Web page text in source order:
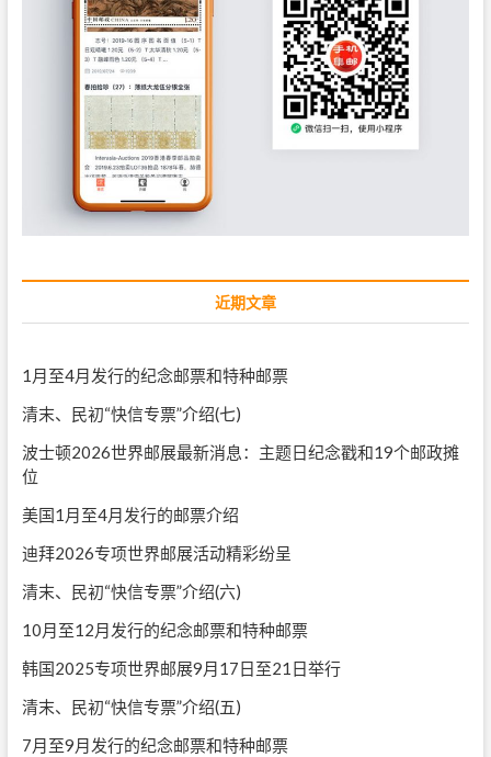
近期文章
1月至4月发行的纪念邮票和特种邮票
清末、民初“快信专票”介绍(七)
波士顿2026世界邮展最新消息：主题日纪念戳和19个邮政摊
位
美国1月至4月发行的邮票介绍
迪拜2026专项世界邮展活动精彩纷呈
清末、民初“快信专票”介绍(六)
10月至12月发行的纪念邮票和特种邮票
韩国2025专项世界邮展9月17日至21日举行
清末、民初“快信专票”介绍(五)
7月至9月发行的纪念邮票和特种邮票